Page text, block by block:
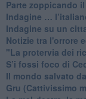
Parte zoppicando
​Indagine …
Indagine su un
Notizie tra l'orrore
"La protervia dei
S’i fossi foco di
​Il mondo salvato
Gru (Cattivissimo